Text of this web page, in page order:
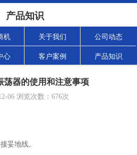
产品知识
机 关于我们 公司动态
心 客户案例 产品知识
荡器的使用和注意事项
06浏览次数： 676次
妥地线。